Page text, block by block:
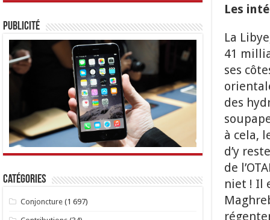
Les
La
41
ses
des
à cela,
d’y
de
niet ! Il
Publicité
Catégories
Conjoncture (1 697)